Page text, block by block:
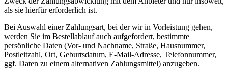
als sie hierfür erforderlich ist.
Bei Auswahl einer Zahlungsart, bei der wir in Vorleistung gehen,
werden Sie im Bestellablauf auch aufgefordert, bestimmte
persönliche Daten (Vor- und Nachname, Straße, Hausnummer,
Postleitzahl, Ort, Geburtsdatum, E-Mail-Adresse, Telefonnummer,
ggf. Daten zu einem alternativen Zahlungsmittel) anzugeben.